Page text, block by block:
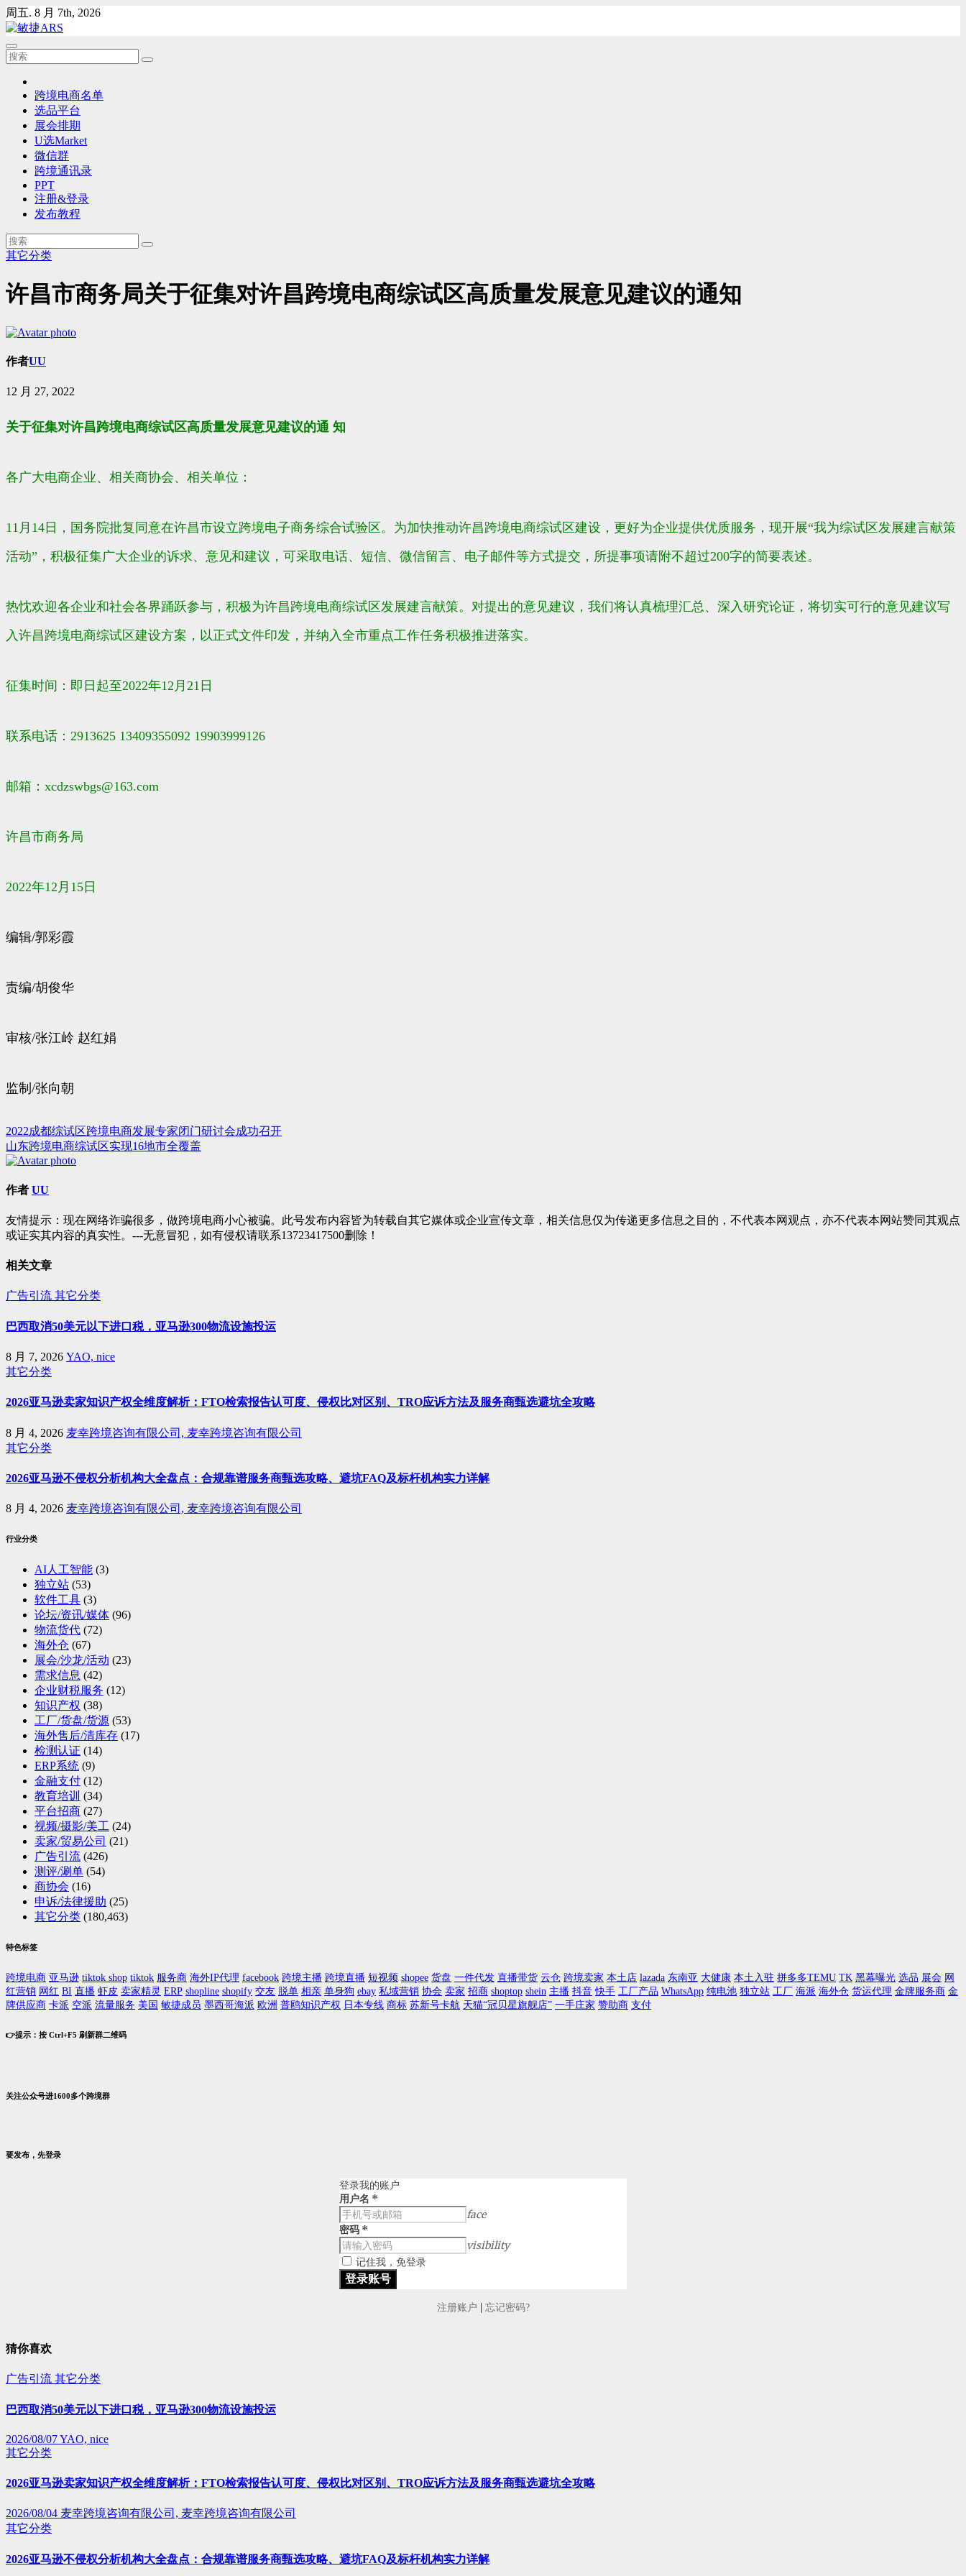
Skip
to
content
周五. 8 月 7th, 2026
跨境电商名单
选品平台
展会排期
U选Market
微信群
跨境通讯录
PPT
注册&登录
发布教程
其它分类
许昌市商务局关于征集对许昌跨境电商综试区高质量发展意见建议的通知
作者UU
12 月 27, 2022
关于征集对许昌跨境电商综试区高质量发展意见建议的通 知
各广大电商企业、相关商协会、相关单位：
11月14日，国务院批复同意在许昌市设立跨境电子商务综合试验区。为加快推动许昌跨境电商综试区建设，更好为企业提供优质服务，现开展“我为综试区发展建言献策
活动”，积极征集广大企业的诉求、意见和建议，可采取电话、短信、微信留言、电子邮件等方式提交，所提事项请附不超过200字的简要表述。
热忱欢迎各企业和社会各界踊跃参与，积极为许昌跨境电商综试区发展建言献策。对提出的意见建议，我们将认真梳理汇总、深入研究论证，将切实可行的意见建议写
入许昌跨境电商综试区建设方案，以正式文件印发，并纳入全市重点工作任务积极推进落实。
征集时间：即日起至2022年12月21日
联系电话：2913625 13409355092 19903999126
邮箱：xcdzswbgs@163.com
许昌市商务局
2022年12月15日
编辑/郭彩霞
责编/胡俊华
审核/张江岭 赵红娟
监制/张向朝
文
章
导
2022成都综试区跨境电商发展专家闭门研讨会成功召开
山东跨境电商综试区实现16地市全覆盖
作者 UU
友情提示：现在网络诈骗很多，做跨境电商小心被骗。此号发布内容皆为转载自其它媒体或企业宣传文章，相关信息仅为传递更多信息之目的，不代表本网观点，亦不代表本网站赞同其观点
或证实其内容的真实性。---无意冒犯，如有侵权请联系13723417500删除！
相关文章
广告引流 其它分类
巴西取消50美元以下进口税，亚马逊300物流设施投运
8 月 7, 2026 YAO, nice
其它分类
2026亚马逊卖家知识产权全维度解析：FTO检索报告认可度、侵权比对区别、TRO应诉方法及服务商甄选避坑全攻略
8 月 4, 2026 麦幸跨境咨询有限公司, 麦幸跨境咨询有限公司
其它分类
2026亚马逊不侵权分析机构大全盘点：合规靠谱服务商甄选攻略、避坑FAQ及标杆机构实力详解
8 月 4, 2026 麦幸跨境咨询有限公司, 麦幸跨境咨询有限公司
行业分类
AI人工智能 (3)
独立站 (53)
软件工具 (3)
论坛/资讯/媒体 (96)
物流货代 (72)
海外仓 (67)
展会/沙龙/活动 (23)
需求信息 (42)
企业财税服务 (12)
知识产权 (38)
工厂/货盘/货源 (53)
海外售后/清库存 (17)
检测认证 (14)
ERP系统 (9)
金融支付 (12)
教育培训 (34)
平台招商 (27)
视频/摄影/美工 (24)
卖家/贸易公司 (21)
广告引流 (426)
测评/涮单 (54)
商协会 (16)
申诉/法律援助 (25)
其它分类 (180,463)
特色标签
跨境电商 亚马逊 tiktok shop tiktok 服务商 海外IP代理 facebook 跨境主播 跨境直播 短视频 shopee 货盘 一件代发 直播带货 云仓 跨境卖家 本土店 lazada 东南亚 大健康 本土入驻 拼多多TEMU TK 黑幕曝光 选品 展会 网
红营销 网红 BI 直播 虾皮 卖家精灵 ERP shopline shopify 交友 脱单 相亲 单身狗 ebay 私域营销 协会 卖家 招商 shoptop shein 主播 抖音 快手 工厂产品 WhatsApp 纯电池 独立站 工厂 海派 海外仓 货运代理 金牌服务商 金
牌供应商 卡派 空派 流量服务 美国 敏捷成员 墨西哥海派 欧洲 普鸥知识产权 日本专线 商标 苏新号卡航 天猫“冠贝星旗舰店” 一手庄家 赞助商 支付
👉提示：按 Ctrl+F5 刷新群二维码
关注公众号进1600多个跨境群
要发布，先登录
登录我的账户
用户名 *
face
密码 *
visibility
记住我，免登录
注册账户 | 忘记密码?
猜你喜欢
广告引流 其它分类
巴西取消50美元以下进口税，亚马逊300物流设施投运
2026/08/07YAO, nice
其它分类
2026亚马逊卖家知识产权全维度解析：FTO检索报告认可度、侵权比对区别、TRO应诉方法及服务商甄选避坑全攻略
2026/08/04 麦幸跨境咨询有限公司, 麦幸跨境咨询有限公司
其它分类
2026亚马逊不侵权分析机构大全盘点：合规靠谱服务商甄选攻略、避坑FAQ及标杆机构实力详解